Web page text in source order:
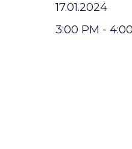
17.01.2024
3:00 РM -